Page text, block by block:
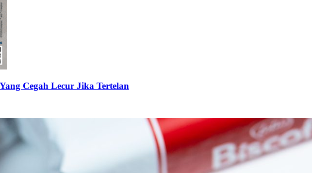
Cegah Lecur Jika Tertelan